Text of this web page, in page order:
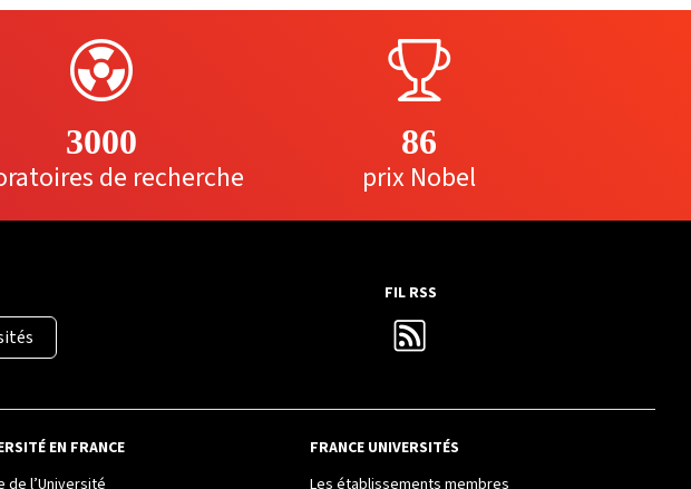
3000
de recherche
86
prix Nobel
FIL RSS
EN FRANCE
de l’Université
FRANCE UNIVERSITÉS
Les établissements membres